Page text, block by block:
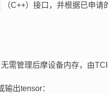
（C++）接口，并根据已申请
需管理后摩设备内存，由
出tensor：